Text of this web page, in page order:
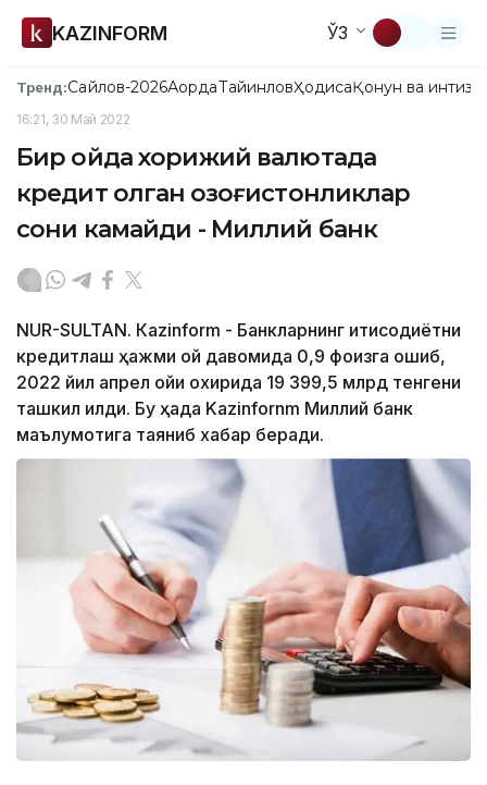
KAZINFORM ЎЗ
Тренд:Сайлов-2026АқордаТайинловҲодисаҚонун ва
16:21, 30 Май 2022
Бир ойда хорижий валютада
кредит олган қозоғистонликлар
сони камайди - Миллий банк
NUR-SULTAN. Кazinform - Банкларнинг иқтисодиётни
кредитлаш ҳажми ой давомида 0,9 фоизга ошиб,
2022 йил апрел ойи охирида 19 399,5 млрд тенгени
ташкил қилди. Бу ҳақда Kazinfornm Миллий банк
маълумотига таяниб хабар беради.